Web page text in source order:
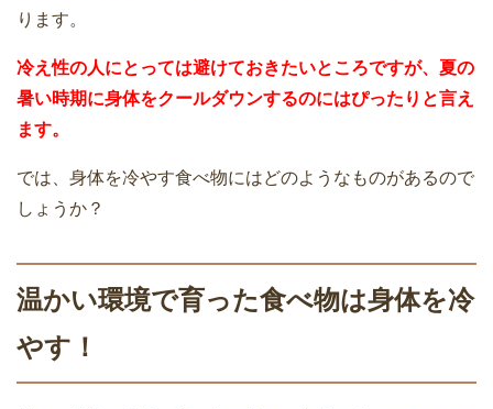
ります。
冷え性の人にとっては避けておきたいところですが、夏の
暑い時期に身体をクールダウンするのにはぴったりと言え
ます。
では、身体を冷やす食べ物にはどのようなものがあるので
しょうか？
温かい環境で育った食べ物は身体を冷
やす！